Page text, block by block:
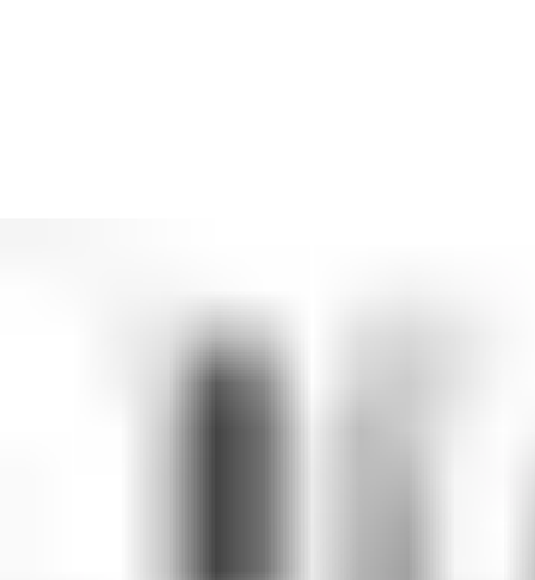
günstig beschafft, programmiert und ausgegeben.